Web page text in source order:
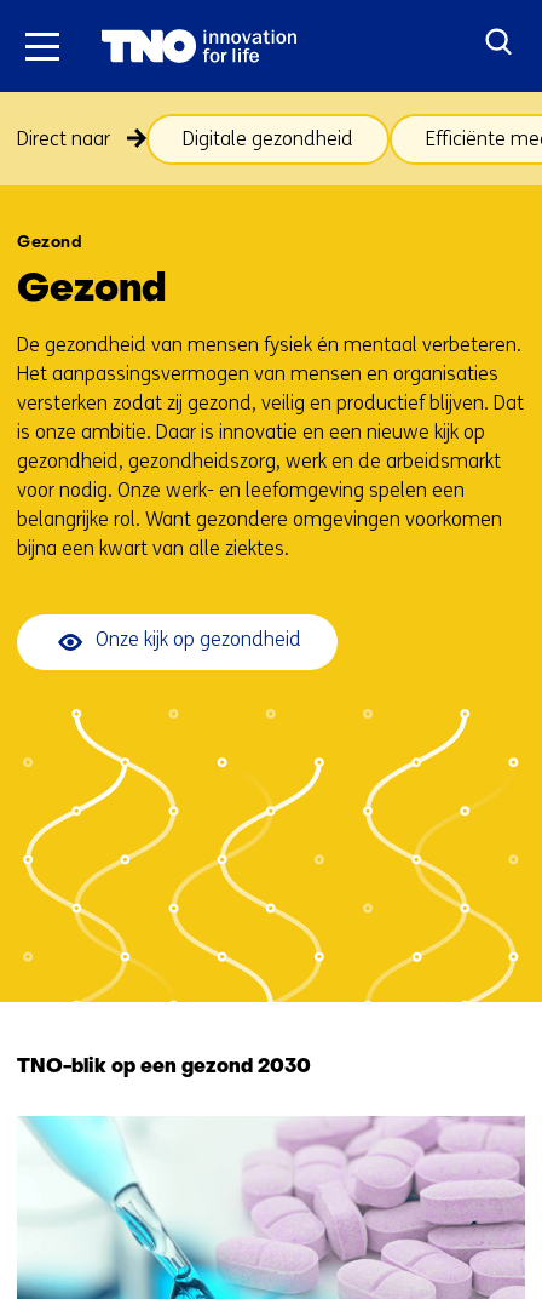
Ga
Sla
navigatie
Direct naar Digitale gezondheid Efficiënte
thema
Gezond)
Gezond
Gezond
De gezondheid van mensen fysiek én mentaal verbeteren.
Het aanpassingsvermogen van mensen en organisaties
versterken zodat zij gezond, veilig en productief blijven. Dat
is onze ambitie. Daar is innovatie en een nieuwe kijk op
gezondheid, gezondheidszorg, werk en de arbeidsmarkt
voor nodig. Onze werk- en leefomgeving spelen een
belangrijke rol. Want gezondere omgevingen voorkomen
bijna een kwart van alle ziektes.
Onze kijk op gezondheid
TNO-blik op een gezond 2030